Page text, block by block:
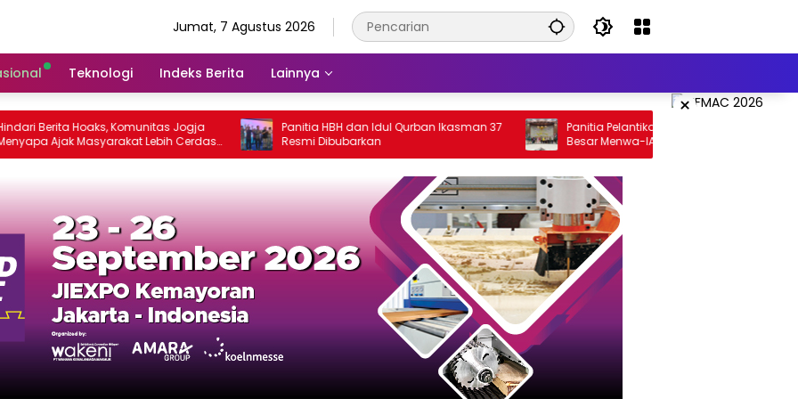
Jumat, 7 Agustus 2026
Teknologi Indeks Berita Lainnya
×
Hoaks, Komunitas Jogja
Ajak Masyarakat Lebih Cerdas
Sosial
Panitia HBH dan Idul Qurban Ikasman 37
Resmi Dibubarkan
Panitia Pelantikan, Rakernas, dan Apel
Besar Menwa-IARMI Survei Lokasi di IPDN
Jatinangor